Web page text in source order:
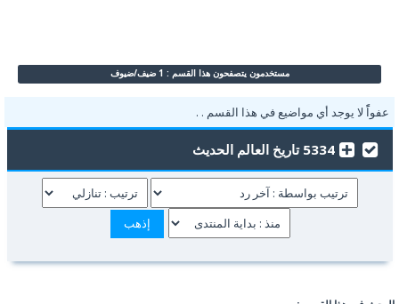
مستخدمون يتصفحون هذا القسم : 1 ضيف/ضيوف
عفواًً لا يوجد أي مواضيع في هذا القسم . .
5334 تاريخ العالم الحديث